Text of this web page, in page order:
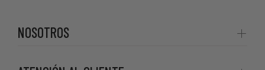
NOSOTROS